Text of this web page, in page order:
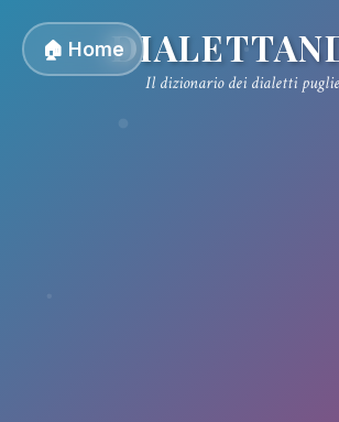
🏠 Home
Il dizionario dei dialetti